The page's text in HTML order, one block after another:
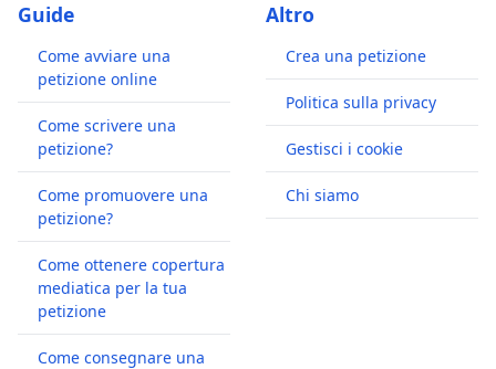
Guide
Come avviare una
petizione online
Come scrivere una
petizione?
Come promuovere una
petizione?
Come ottenere copertura
mediatica per la tua
petizione
Come consegnare una
Altro
Crea una petizione
Politica sulla privacy
Gestisci i cookie
Chi siamo